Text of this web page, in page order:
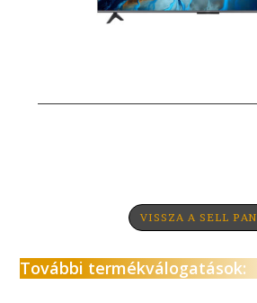
VISSZA A SELL
További termékválogatások: